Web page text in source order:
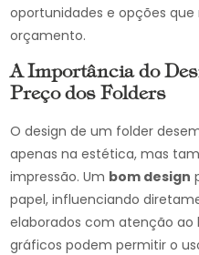
oportunidades e opções
orçamento.
A Importância do
Preço dos Folders
O design de um folder
apenas na estética, mas
impressão. Um bom design
papel, influenciando
elaborados com atenção ao
gráficos podem permitir o